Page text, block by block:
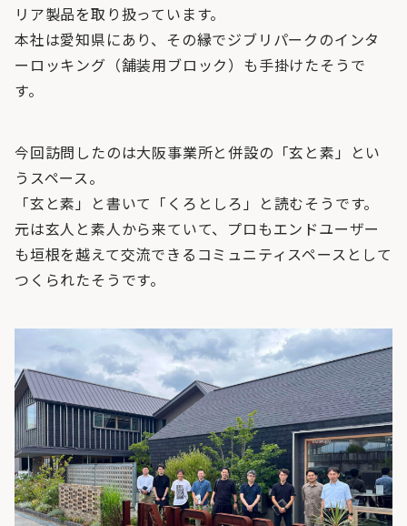
リア製品を取り扱っています。
本社は愛知県にあり、その縁でジブリパークのインタ
ーロッキング（舗装用ブロック）も手掛けたそうで
す。
今回訪問したのは大阪事業所と併設の「玄と素」とい
うスペース。
「玄と素」と書いて「くろとしろ」と読むそうです。
元は玄人と素人から来ていて、プロもエンドユーザー
も垣根を越えて交流できるコミュニティスペースとして
つくられたそうです。